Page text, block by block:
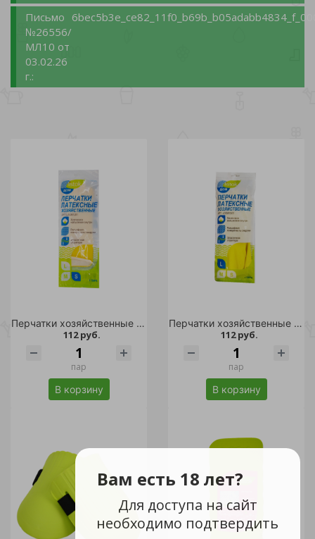
Вам есть 18 лет?
Для доступа на сайт
необходимо подтвердить
Письмо
№26556/
МЛ10 от
03.02.26
г.:
Перчатки хозяйственные LISTOK латексные с хлопковым напылением внутри, цвет желтый S /12/240
112 руб.
пар
В корзину
Перчатки хозяйственные LISTOK латексные с хлопковым напылением внутри, цвет желтый L /12/240
112 руб.
пар
В корзину